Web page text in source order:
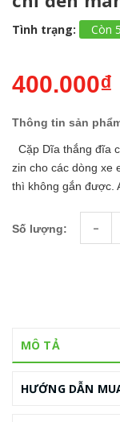
Tình trạng: Còn
400.000₫
Thông tin sản
Cặp Dĩa thắng đĩa
zin cho các dòng xe
thì không gắn được.
Số lượng: -
MÔ TẢ
HƯỚNG DẪN